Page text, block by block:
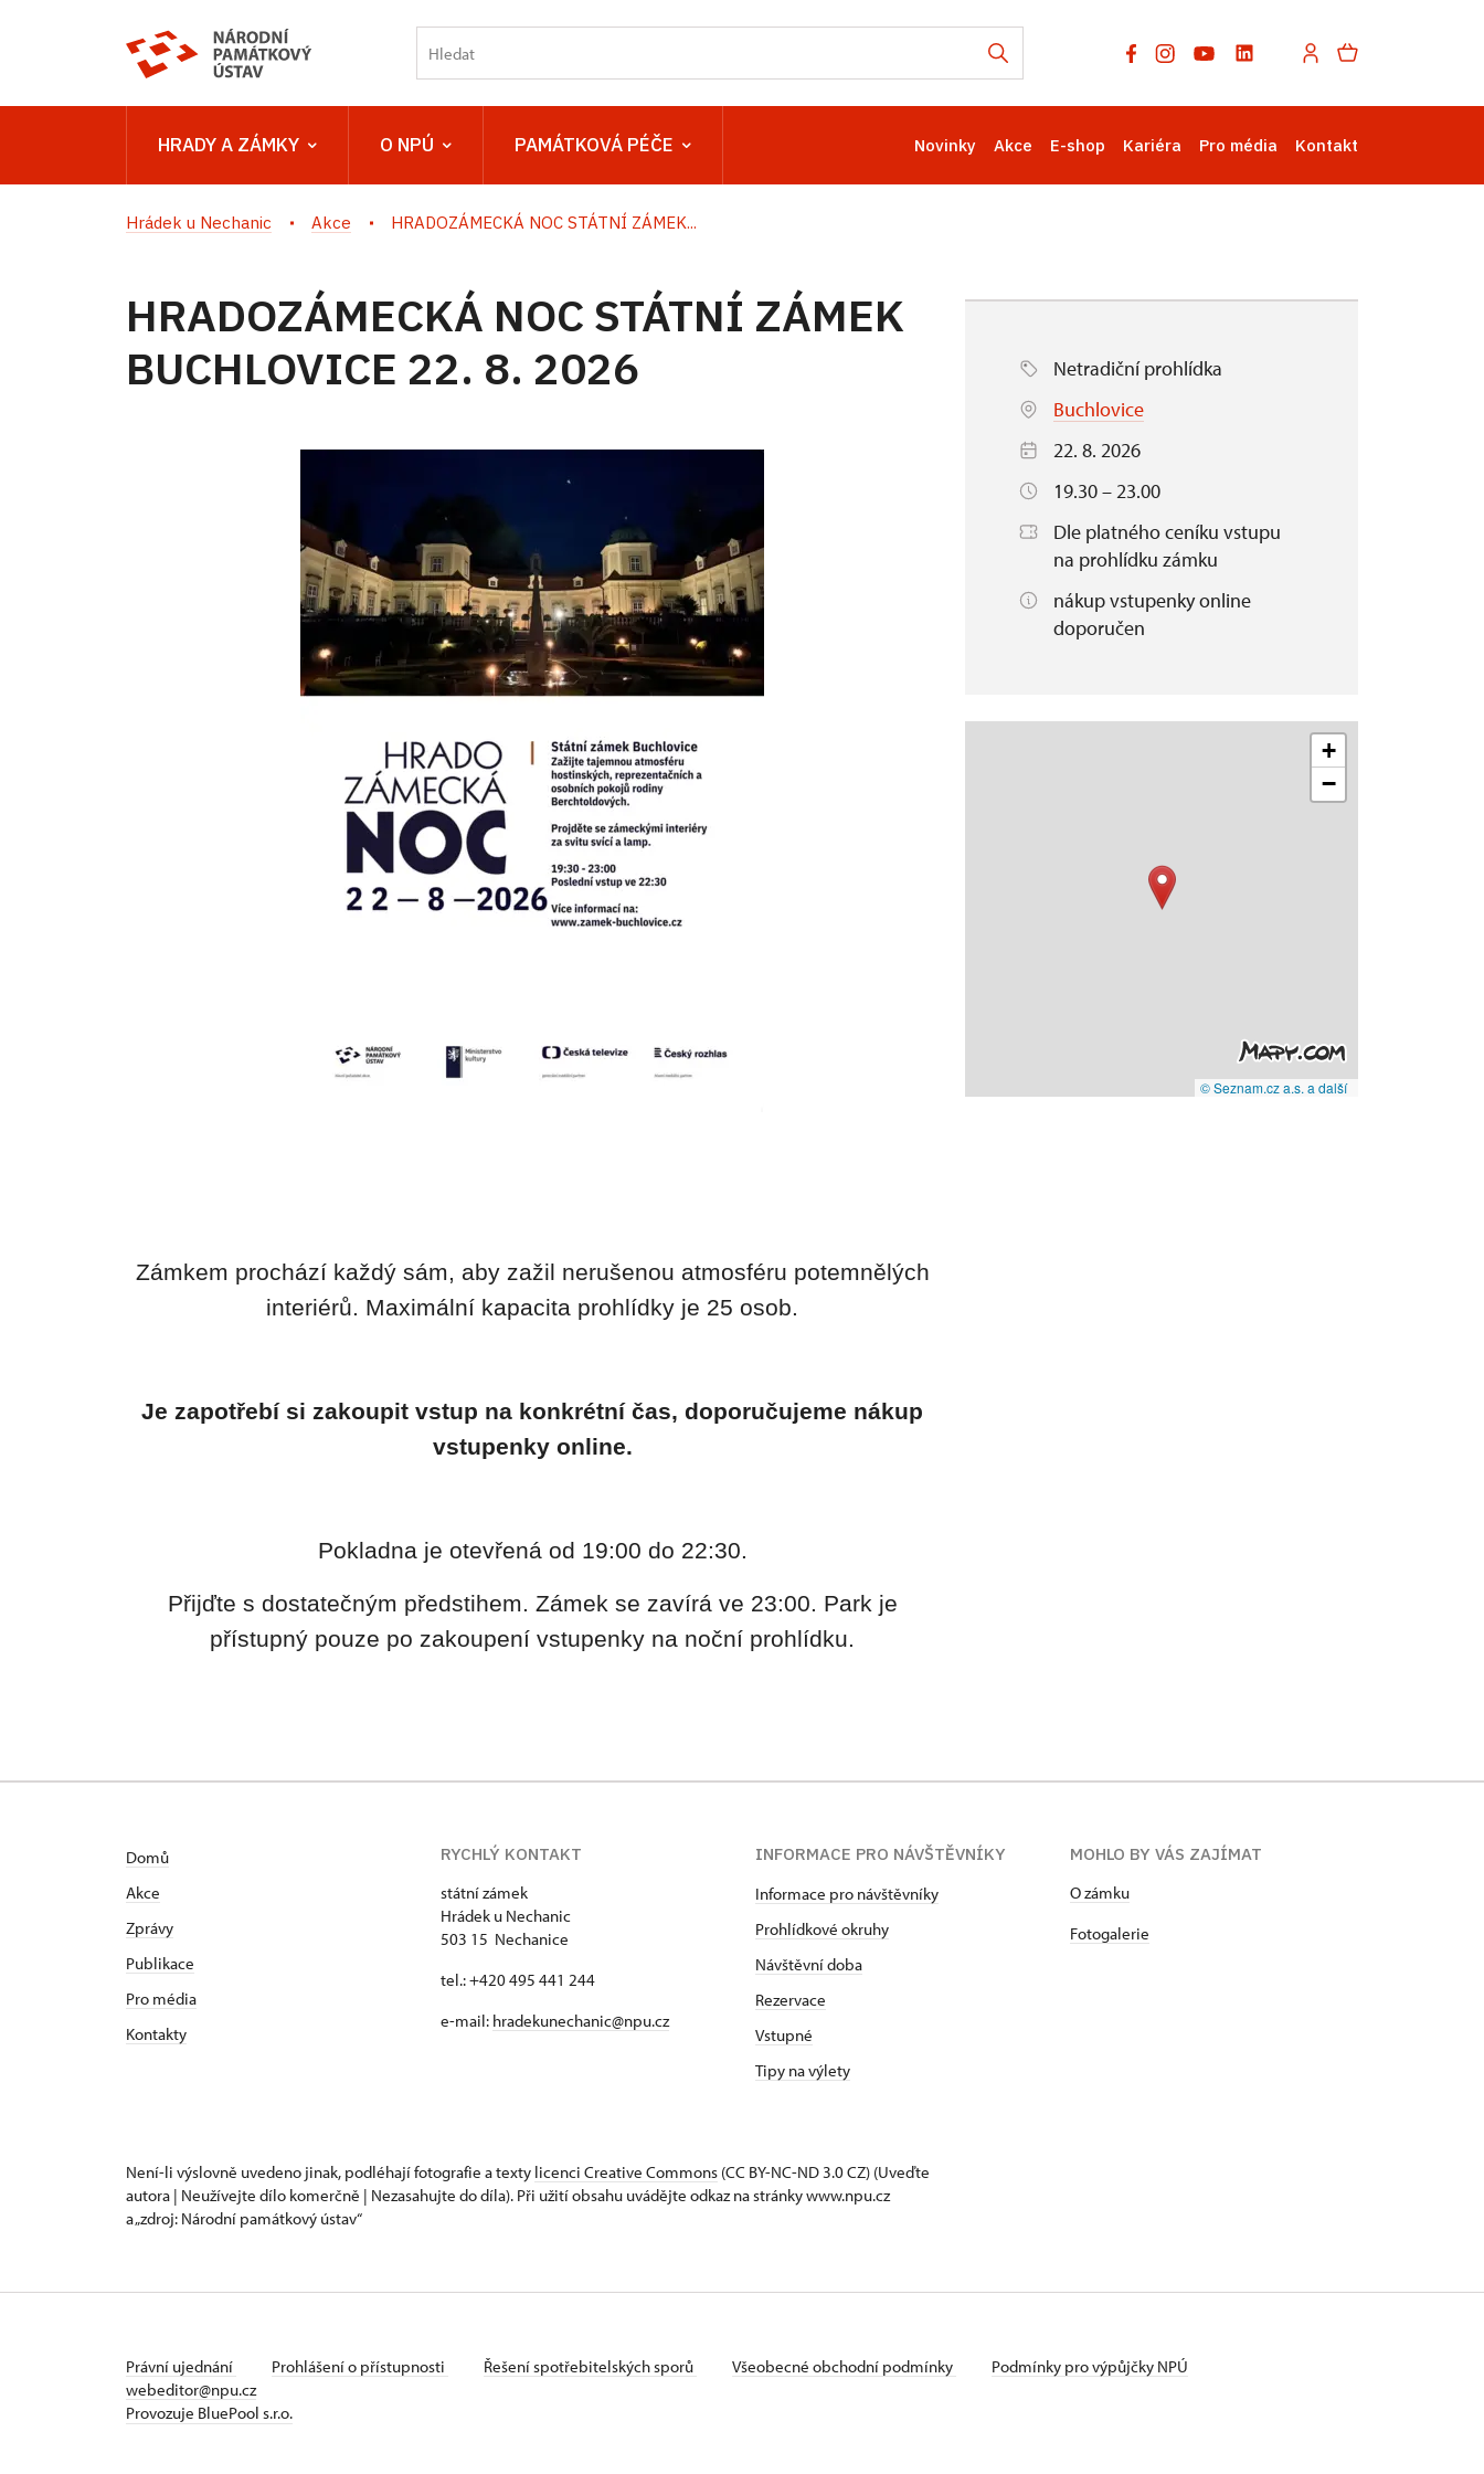
HRADY A ZÁMKY O NPÚ PAMÁTKOVÁ PÉČE Novinky Akce E-shop Kariéra Pro média Kontakt
Hrádek u Nechanic Akce HRADOZÁMECKÁ NOC STÁTNÍ ZÁMEK...
HRADOZÁMECKÁ NOC STÁTNÍ ZÁMEK
BUCHLOVICE 22. 8. 2026
Zámkem prochází každý sám, aby zažil nerušenou atmosféru potemnělých
interiérů. Maximální kapacita prohlídky je 25 osob.
Je zapotřebí si zakoupit vstup na konkrétní čas, doporučujeme nákup
vstupenky online.
Pokladna je otevřená od 19:00 do 22:30.
Přijďte s dostatečným předstihem. Zámek se zavírá ve 23:00. Park je
přístupný pouze po zakoupení vstupenky na noční prohlídku.
Netradiční prohlídka
Buchlovice
22. 8. 2026
19.30 – 23.00
Dle platného ceníku vstupu
na prohlídku zámku
nákup vstupenky online
doporučen
+
−
© Seznam.cz a.s. a další
Domů
Akce
Zprávy
Publikace
Pro média
Kontakty
RYCHLÝ KONTAKT
státní zámek
Hrádek u Nechanic
503 15 Nechanice
tel.: +420 495 441 244
e-mail: hradekunechanic@npu.cz
INFORMACE PRO NÁVŠTĚVNÍKY
Informace pro návštěvníky
Prohlídkové okruhy
Návštěvní doba
Rezervace
Vstupné
Tipy na výlety
MOHLO BY VÁS ZAJÍMAT
O zámku
Fotogalerie
Není-li výslovně uvedeno jinak, podléhají fotografie a texty licenci Creative Commons (CC BY-NC-ND 3.0 CZ) (Uveďte
autora | Neužívejte dílo komerčně | Nezasahujte do díla). Při užití obsahu uvádějte odkaz na stránky www.npu.cz
a „zdroj: Národní památkový ústav“
Právní ujednání Prohlášení o přístupnosti Řešení spotřebitelských sporů Všeobecné obchodní podmínky
Podmínky pro výpůjčky NPÚ
webeditor@npu.cz
Provozuje BluePool s.r.o.